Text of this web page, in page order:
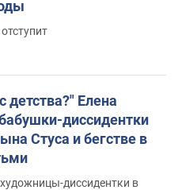
детства?" Елена
диссидентки
Стуса и бегстве в
диссидентки в